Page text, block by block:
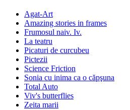
Agat-Art
Amazing stories in frames
Frumosul naiv. Iv.
La teatru
Picaturi de curcubeu
Pictezii
Science Friction
Sonia cu inima ca o căpşuna
Total Auto
Viv's butterflies
Zeita marii